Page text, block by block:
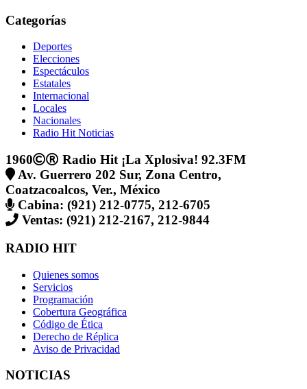
Categorías
Deportes
Elecciones
Espectáculos
Estatales
Internacional
Locales
Nacionales
Radio Hit Noticias
1960
Radio Hit ¡La Xplosiva! 92.3FM
Av. Guerrero 202 Sur, Zona Centro,
Coatzacoalcos, Ver., México
Cabina: (921) 212-0775, 212-6705
Ventas: (921) 212-2167, 212-9844
RADIO HIT
Quienes somos
Servicios
Programación
Cobertura Geográfica
Código de Ética
Derecho de Réplica
Aviso de Privacidad
NOTICIAS